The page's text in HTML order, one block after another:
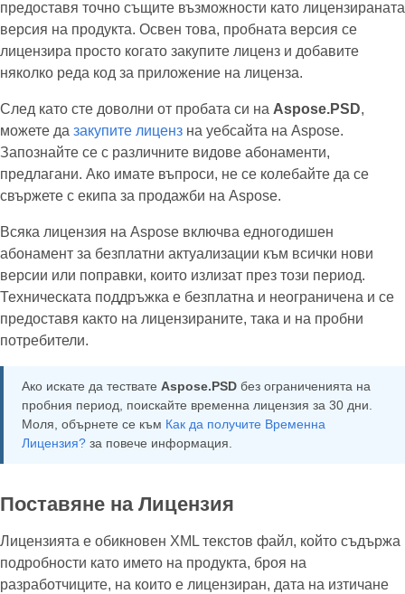
предоставя точно същите възможности като лицензираната
версия на продукта. Освен това, пробната версия се
лицензира просто когато закупите лиценз и добавите
няколко реда код за приложение на лиценза.
След като сте доволни от пробата си на Aspose.PSD,
можете да закупите лиценз на уебсайта на Aspose.
Запознайте се с различните видове абонаменти,
предлагани. Ако имате въпроси, не се колебайте да се
свържете с екипа за продажби на Aspose.
Всяка лицензия на Aspose включва едногодишен
абонамент за безплатни актуализации към всички нови
версии или поправки, които излизат през този период.
Техническата поддръжка е безплатна и неограничена и се
предоставя както на лицензираните, така и на пробни
потребители.
Ако искате да тествате Aspose.PSD без ограниченията на
пробния период, поискайте временна лицензия за 30 дни.
Моля, обърнете се към Как да получите Временна
Лицензия? за повече информация.
Поставяне на Лицензия
Лицензията е обикновен XML текстов файл, който съдържа
подробности като името на продукта, броя на
разработчиците, на които е лицензиран, дата на изтичане